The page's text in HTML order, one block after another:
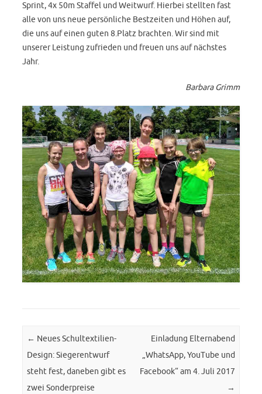
Sprint, 4x 50m Staffel und Weitwurf. Hierbei stellten fast
alle von uns neue persönliche Bestzeiten und Höhen auf,
die uns auf einen guten 8.Platz brachten. Wir sind mit
unserer Leistung zufrieden und freuen uns auf nächstes
Jahr.
Barbara Grimm
Post navigation
← Neues Schultextilien-
Design: Siegerentwurf
steht fest, daneben gibt es
zwei Sonderpreise
Einladung Elternabend
„WhatsApp, YouTube und
Facebook“ am 4. Juli 2017
→